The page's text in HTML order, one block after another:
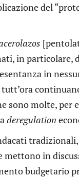
del
in particolare,
in
sono molte, per
deregulation
in
budgetario